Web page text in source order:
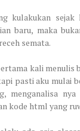
kulakukan
baru, maka
semata.
kali menulis
pasti aku mulai
menganalisa
kode html yang